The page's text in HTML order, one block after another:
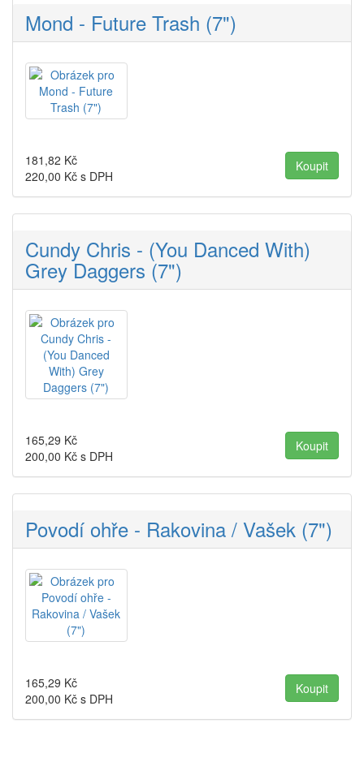
Mond - Future Trash (7")
181,82 Kč
220,00 Kč s DPH
Cundy Chris - (You Danced With)
Grey Daggers (7")
165,29 Kč
200,00 Kč s DPH
Povodí ohře - Rakovina / Vašek (7")
165,29 Kč
200,00 Kč s DPH